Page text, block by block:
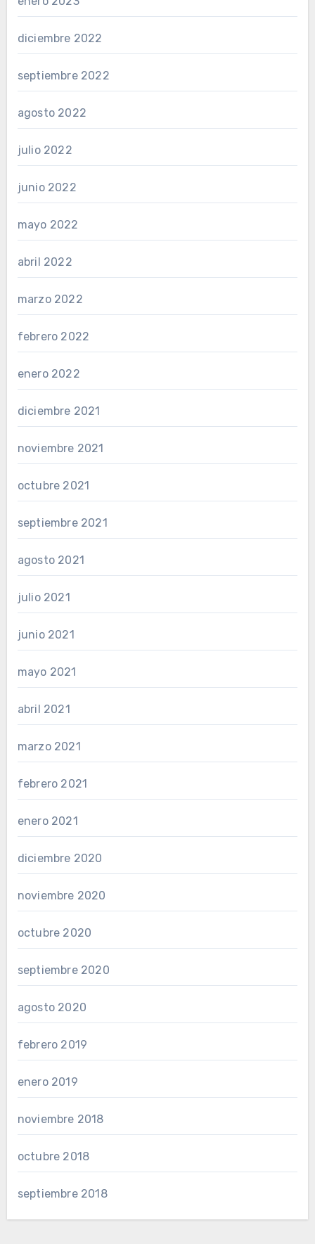
diciembre 2022
septiembre 2022
agosto 2022
julio 2022
junio 2022
mayo 2022
abril 2022
marzo 2022
febrero 2022
enero 2022
diciembre 2021
noviembre 2021
octubre 2021
septiembre 2021
agosto 2021
julio 2021
junio 2021
mayo 2021
abril 2021
marzo 2021
febrero 2021
enero 2021
diciembre 2020
noviembre 2020
octubre 2020
septiembre 2020
agosto 2020
febrero 2019
enero 2019
noviembre 2018
octubre 2018
septiembre 2018